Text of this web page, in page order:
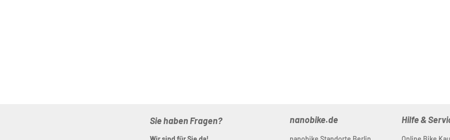
Sie haben Fragen? nanobike.de Hilfe &